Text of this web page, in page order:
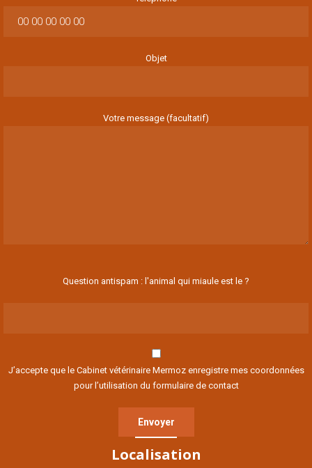
Objet
Votre message (facultatif)
Question antispam : l'animal qui miaule est le ?
J’accepte que le Cabinet vétérinaire Mermoz enregistre mes coordonnées
pour l’utilisation du formulaire de contact
Localisation